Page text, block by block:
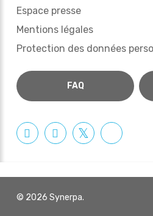
Espace presse
Mentions légales
Protection des données
FAQ
© 2026 Synerpa.